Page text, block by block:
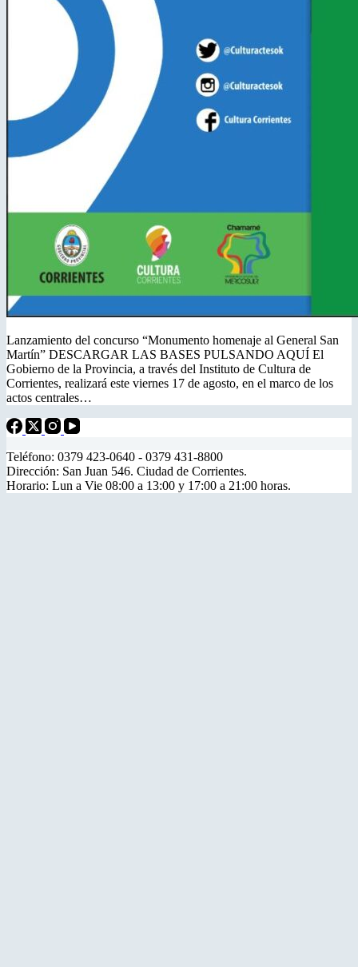
Lanzamiento del concurso “Monumento homenaje al General San
Martín” DESCARGAR LAS BASES PULSANDO AQUÍ El
Gobierno de la Provincia, a través del Instituto de Cultura de
Corrientes, realizará este viernes 17 de agosto, en el marco de los
actos centrales…
Teléfono: 0379 423-0640 - 0379 431-8800
Dirección: San Juan 546. Ciudad de Corrientes.
Horario: Lun a Vie 08:00 a 13:00 y 17:00 a 21:00 horas.